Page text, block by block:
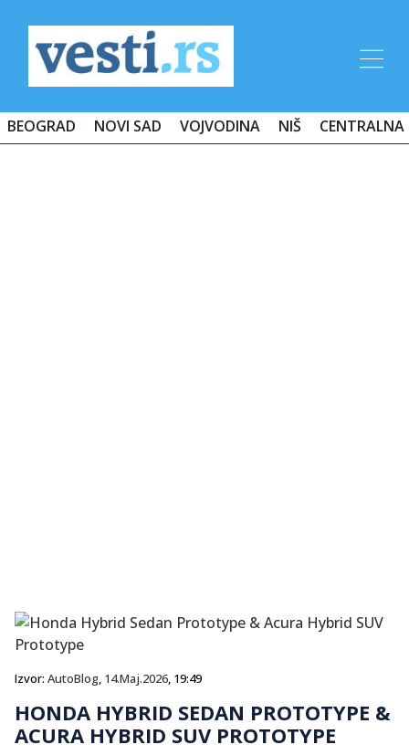
BEOGRAD NOVI SAD VOJVODINA NIŠ CENTRALNA
Izvor: AutoBlog, 14.Maj.2026, 19:49
HONDA HYBRID SEDAN PROTOTYPE &
ACURA HYBRID SUV PROTOTYPE